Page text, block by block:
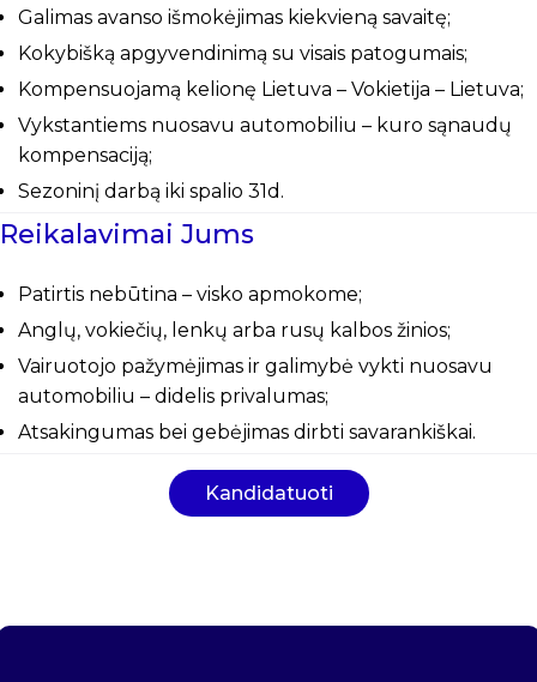
Galimas avanso išmokėjimas kiekvieną savaitę;
Kokybišką apgyvendinimą su visais patogumais;
Kompensuojamą kelionę Lietuva – Vokietija – Lietuva;
Vykstantiems nuosavu automobiliu – kuro sąnaudų
kompensaciją;
Sezoninį darbą iki spalio 31d.
Reikalavimai Jums
Patirtis nebūtina – visko apmokome;
Anglų, vokiečių, lenkų arba rusų kalbos žinios;
Vairuotojo pažymėjimas ir galimybė vykti nuosavu
automobiliu – didelis privalumas;
Atsakingumas bei gebėjimas dirbti savarankiškai.
Kandidatuoti